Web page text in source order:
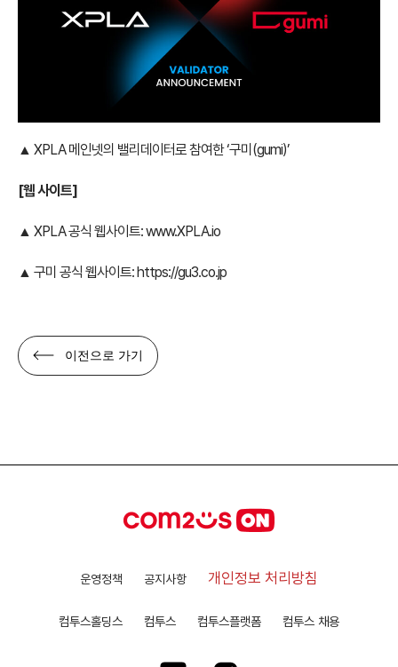
▲ XPLA 메인넷의 밸리데이터로 참여한 ‘구미(gumi)’
[웹 사이트]
▲ XPLA 공식 웹사이트:www.XPLA.io
▲ 구미 공식 웹사이트: https://gu3.co.jp
이전으로 가기
운영정책 공지사항 개인정보 처리방침
컴투스홀딩스 컴투스 컴투스플랫폼 컴투스 채용